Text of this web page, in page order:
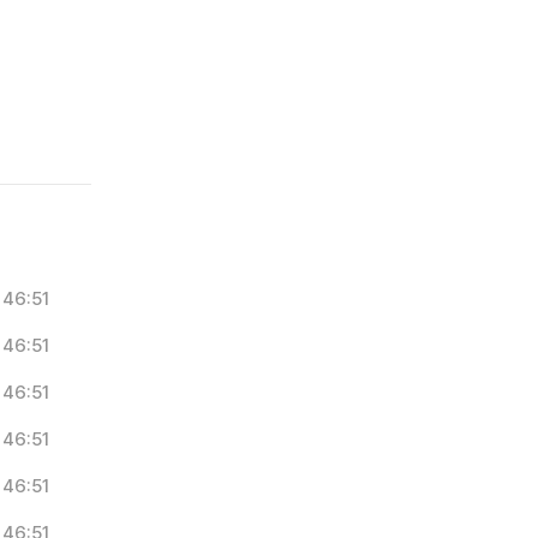
46:51
46:51
46:51
46:51
46:51
46:51